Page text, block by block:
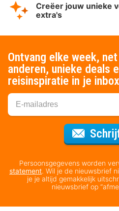
Creëer jouw unieke
extra's
Ontvang elke week,
anderen, unieke deals
reisinspiratie in je
Persoonsgegevens worden
statement. Wil je de nieuwsbrief
je je altijd gemakkelijk
nieuwsbrief op